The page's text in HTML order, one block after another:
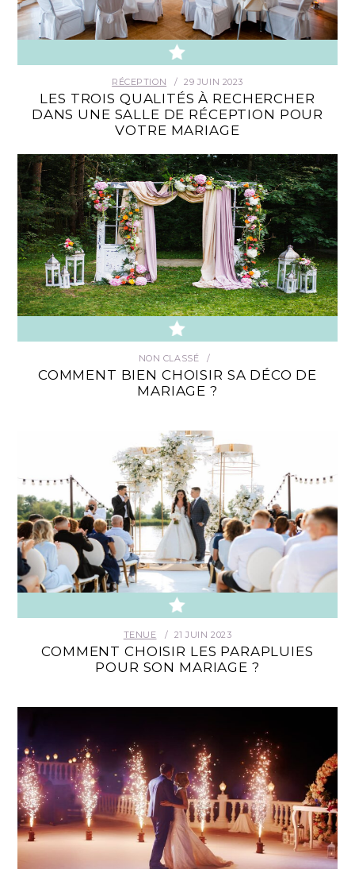
RÉCEPTION 29 JUIN 2023
LES TROIS QUALITÉS À RECHERCHER
DANS UNE SALLE DE RÉCEPTION POUR
VOTRE MARIAGE
NON CLASSÉ
COMMENT BIEN CHOISIR SA DÉCO DE
MARIAGE ?
TENUE 21 JUIN 2023
COMMENT CHOISIR LES PARAPLUIES
POUR SON MARIAGE ?